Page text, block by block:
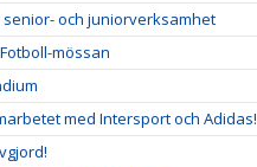
senior- och juniorverksamhet
mössan
med Intersport och Adidas!